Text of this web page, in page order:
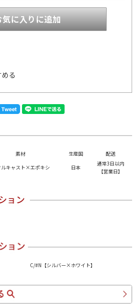
る
素材 生産国
配送
ルキャスト×エポキシ 日本
通常3日以内
【営業日】
C/#N【シルバー×ホワイト】